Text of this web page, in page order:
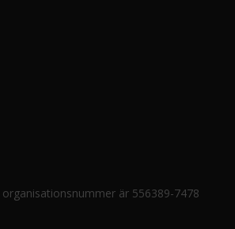
organisationsnummer är 556389-7478